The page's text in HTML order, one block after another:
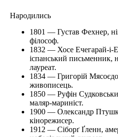
Народились
1801 — Густав Фехнер,
філософ.
1832 — Хосе Ечегарай-і-
іспанський письменник,
лауреат.
1834 — Григорій
живописець.
1850 — Руфін
маляр-мариніст.
1900 — Олександр
кінорежисер.
1912 — Сіборґ Ґленн,